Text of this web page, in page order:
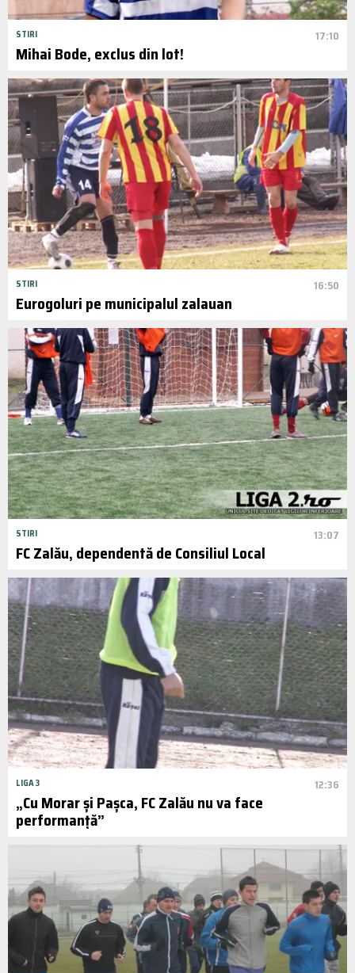
STIRI 17:10
Mihai Bode, exclus din lot!
STIRI 16:50
Eurogoluri pe municipalul zalauan
STIRI 13:07
FC Zalău, dependentă de Consiliul Local
LIGA 3 12:36
„Cu Morar și Pașca, FC Zalău nu va face
performanță”